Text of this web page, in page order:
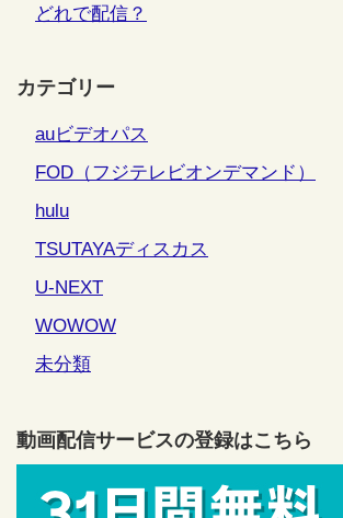
どれで配信？
カテゴリー
auビデオパス
FOD（フジテレビオンデマンド）
hulu
TSUTAYAディスカス
U-NEXT
WOWOW
未分類
動画配信サービスの登録はこちら